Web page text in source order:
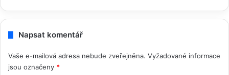
Napsat komentář
Vaše e-mailová adresa nebude zveřejněna. Vyžadované informace
jsou označeny *